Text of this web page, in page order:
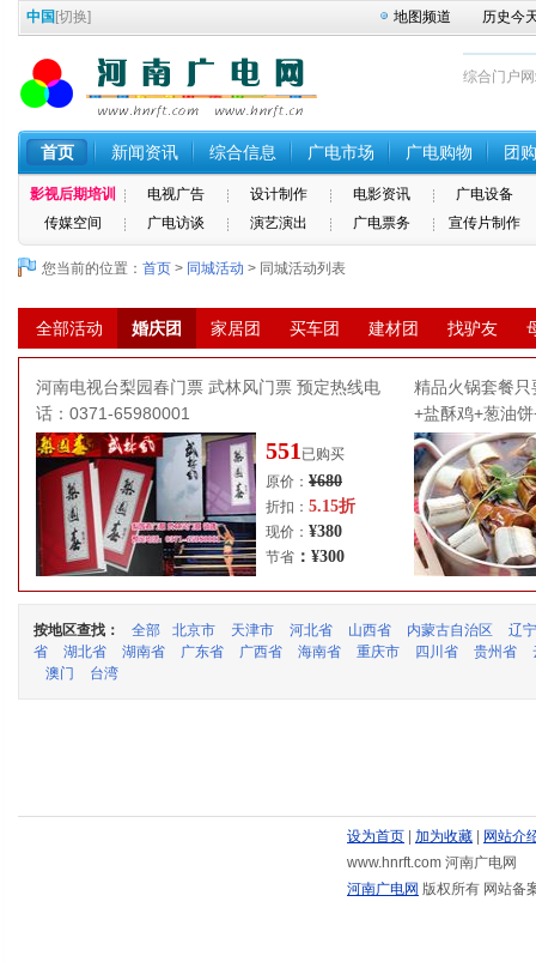
中国 [切换] 地图频道 历史今
综合门户
首页 新闻资讯 综合信息 广电市场 广电购物 团
影视后期培训 电视广告 设计制作 电影资讯
广电设备
传媒空间
广电访谈 演艺演出 广电票务 宣传片制作
您当前的位置： 首页 > 同城活动 > 同城活动列表
全部活动 婚庆团 家居团 买车团 建材团 找驴友
河南电视台梨园春门票 武林风门票 预定热线电
话：0371-65980001
551 已购买
原价： ¥680
折扣： 5.15折
现价： ¥380
节省 ：¥300
精品火锅套餐
+盐酥鸡+葱油
按地区查找： 全部 北京市 天津市 河北省 山西省 内蒙古自治区
辽
省
湖北省 湖南省 广东省 广西省 海南省 重庆市 四川省 贵州省
澳门
台湾
设为首页 加为收藏
网站介
www.hnrft.com 河南广电网
河南广电网 版权所有 网站备